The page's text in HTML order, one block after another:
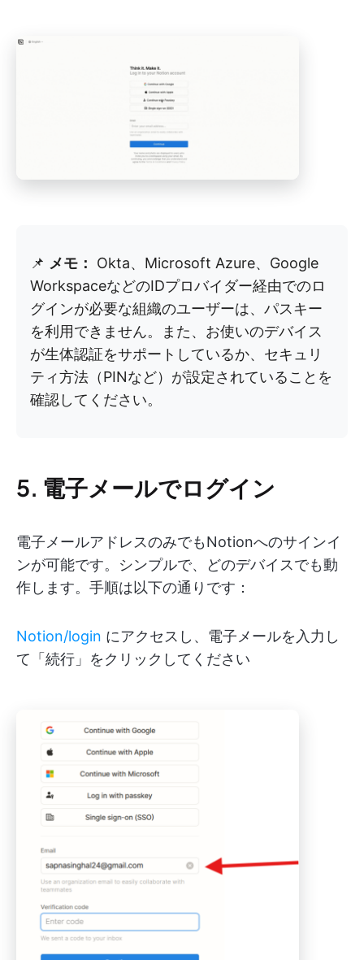
📌 メモ：
Okta、Microsoft Azure、Google
WorkspaceなどのIDプロバイダー経由でのロ
グインが必要な組織のユーザーは、パスキー
を利用できません。また、お使いのデバイス
が生体認証をサポートしているか、セキュリ
ティ方法（PINなど）が設定されていることを
確認してください。
5. 電子メールでログイン
電子メールアドレスのみでもNotionへのサインイ
ンが可能です。シンプルで、どのデバイスでも動
作します。手順は以下の通りです：
Notion/login にアクセスし、電子メールを入力し
て「続行」をクリックしてください